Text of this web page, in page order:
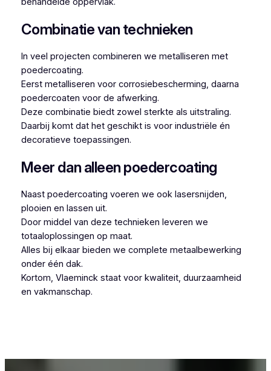
Combinatie van technieken
In veel projecten combineren we metalliseren met
poedercoating.
Eerst metalliseren voor corrosiebescherming, daarna
poedercoaten voor de afwerking.
Deze combinatie biedt zowel sterkte als uitstraling.
Daarbij komt dat het geschikt is voor industriële én
decoratieve toepassingen.
Meer dan alleen poedercoating
Naast poedercoating voeren we ook lasersnijden,
plooien en lassen uit.
Door middel van deze technieken leveren we
totaaloplossingen op maat.
Alles bij elkaar bieden we complete metaalbewerking
onder één dak.
Kortom, Vlaeminck staat voor kwaliteit, duurzaamheid
en vakmanschap.